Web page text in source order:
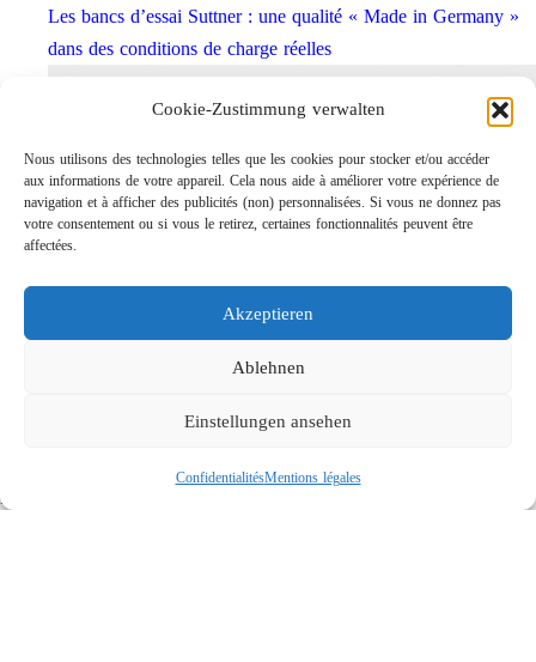
Cookie-Zustimmung verwalten
Nous utilisons des technologies telles que les cookies pour stocker et/ou accéder
aux informations de votre appareil. Cela nous aide à améliorer votre expérience de
navigation et à afficher des publicités (non) personnalisées. Si vous ne donnez pas
votre consentement ou si vous le retirez, certaines fonctionnalités peuvent être
affectées.
Akzeptieren
Ablehnen
Einstellungen ansehen
ConfidentialitésMentions légales
Les bancs d’essai Suttner : une qualité « Made in Germany »
dans des conditions de charge réelles
Recherche